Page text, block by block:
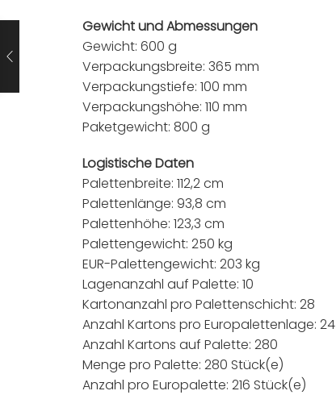
Gewicht und Abmessungen
Gewicht: 600 g
Verpackungsbreite: 365 mm
Verpackungstiefe: 100 mm
Verpackungshöhe: 110 mm
Paketgewicht: 800 g
Logistische Daten
Palettenbreite: 112,2 cm
Palettenlänge: 93,8 cm
Palettenhöhe: 123,3 cm
Palettengewicht: 250 kg
EUR-Palettengewicht: 203 kg
Lagenanzahl auf Palette: 10
Kartonanzahl pro Palettenschicht: 28
Anzahl Kartons pro Europalettenlage: 24
Anzahl Kartons auf Palette: 280
Menge pro Palette: 280 Stück(e)
Anzahl pro Europalette: 216 Stück(e)